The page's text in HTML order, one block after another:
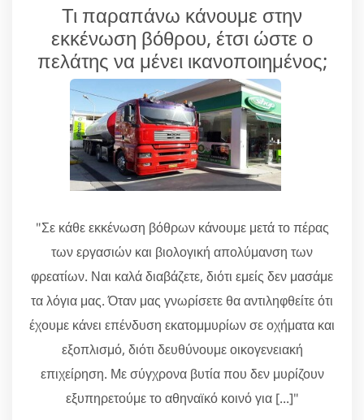
Τι παραπάνω κάνουμε στην
εκκένωση βόθρου, έτσι ώστε ο
πελάτης να μένει ικανοποιημένος;
"Σε κάθε εκκένωση βόθρων κάνουμε μετά το πέρας
των εργασιών και βιολογική απολύμανση των
φρεατίων. Ναι καλά διαβάζετε, διότι εμείς δεν μασάμε
τα λόγια μας. Όταν μας γνωρίσετε θα αντιληφθείτε ότι
έχουμε κάνει επένδυση εκατομμυρίων σε οχήματα και
εξοπλισμό, διότι δευθύνουμε οικογενειακή
επιχείρηση. Με σύγχρονα βυτία που δεν μυρίζουν
εξυπηρετούμε το αθηναϊκό κοινό για [...]"